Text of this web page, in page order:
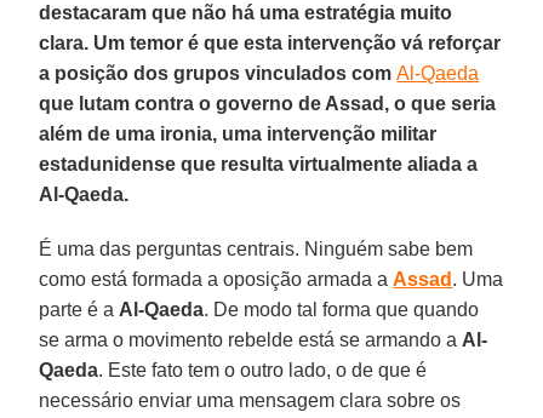
destacaram que não há uma estratégia muito
clara. Um temor é que esta intervenção vá reforçar
a posição dos grupos vinculados comAl-Qaeda
que lutam contra o governo de Assad, o que seria
além de uma ironia, uma intervenção militar
estadunidense que resulta virtualmente aliada a
Al-Qaeda.
É uma das perguntas centrais. Ninguém sabe bem
como está formada a oposição armada aAssad . Uma
parte é a Al-Qaeda. De modo tal forma que quando
se arma o movimento rebelde está se armando a Al-
Qaeda. Este fato tem o outro lado, o de que é
necessário enviar uma mensagem clara sobre os